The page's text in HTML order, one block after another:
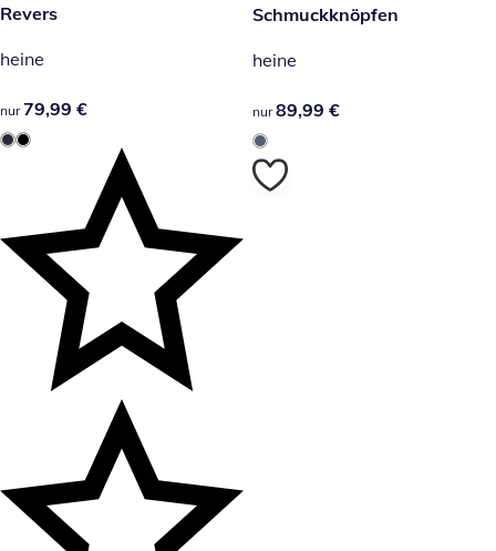
Revers
heine
79,99 €
nur 79,99 €
Schmuckknöpfen
heine
89,99 €
nur 89,99 €